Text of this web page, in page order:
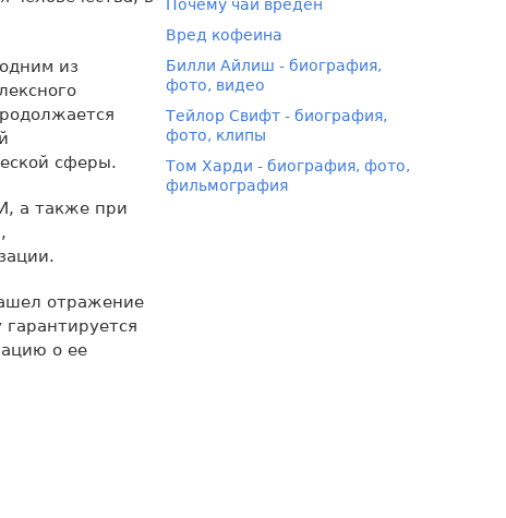
из
сферы.
а также при
отражение
о ее
Почему чай вреден
Вред кофеина
Билли Айлиш - биография,
фото, видео
Тейлор Свифт - биография,
фото, клипы
Том Харди - биография, фото,
фильмография